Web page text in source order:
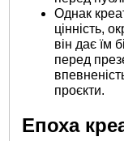
Однак
цінність,
він дає їм
перед
проєкти.
Епоха